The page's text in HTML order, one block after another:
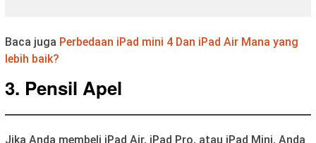
Baca juga Perbedaan iPad mini 4 Dan iPad Air Mana yang
lebih baik?
3. Pensil Apel
Jika Anda membeli iPad Air, iPad Pro, atau iPad Mini, Anda